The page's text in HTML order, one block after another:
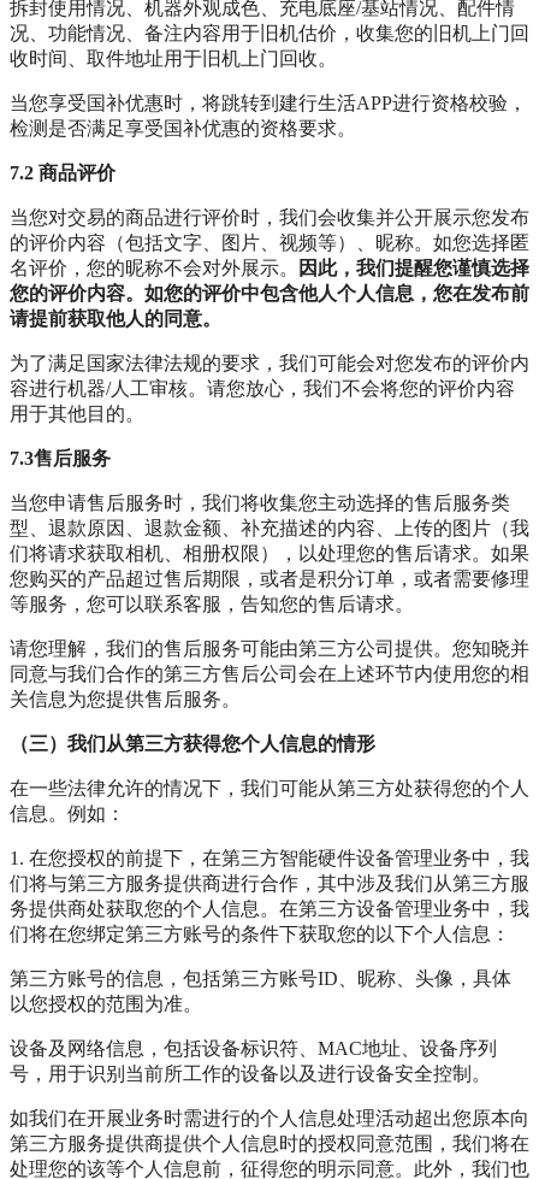
拆封使用情况、机器外观成色、充电底座/基站情况、配件情
况、功能情况、备注内容用于旧机估价，收集您的旧机上门回
收时间、取件地址用于旧机上门回收。
当您享受国补优惠时，将跳转到建行生活APP进行资格校验，
检测是否满足享受国补优惠的资格要求。
7.2 商品评价
当您对交易的商品进行评价时，我们会收集并公开展示您发布
的评价内容（包括文字、图片、视频等）、昵称。如您选择匿
名评价，您的昵称不会对外展示。
因此，我们提醒您谨慎选择
您的评价内容。如您的评价中包含他人个人信息，您在发布前
请提前获取他人的同意。
为了满足国家法律法规的要求，我们可能会对您发布的评价内
容进行机器/人工审核。请您放心，我们不会将您的评价内容
用于其他目的。
7.3售后服务
当您申请售后服务时，我们将收集您主动选择的售后服务类
型、退款原因、退款金额、补充描述的内容、上传的图片（我
们将请求获取相机、相册权限），以处理您的售后请求。如果
您购买的产品超过售后期限，或者是积分订单，或者需要修理
等服务，您可以联系客服，告知您的售后请求。
请您理解，我们的售后服务可能由第三方公司提供。您知晓并
同意与我们合作的第三方售后公司会在上述环节内使用您的相
关信息为您提供售后服务。
（三）我们从第三方获得您个人信息的情形
在一些法律允许的情况下，我们可能从第三方处获得您的个人
信息。例如：
1. 在您授权的前提下，在第三方智能硬件设备管理业务中，我
们将与第三方服务提供商进行合作，其中涉及我们从第三方服
务提供商处获取您的个人信息。在第三方设备管理业务中，我
们将在您绑定第三方账号的条件下获取您的以下个人信息：
第三方账号的信息，包括第三方账号ID、昵称、头像，具体
以您授权的范围为准。
设备及网络信息，包括设备标识符、MAC地址、设备序列
号，用于识别当前所工作的设备以及进行设备安全控制。
如我们在开展业务时需进行的个人信息处理活动超出您原本向
第三方服务提供商提供个人信息时的授权同意范围，我们将在
处理您的该等个人信息前，征得您的明示同意。此外，我们也